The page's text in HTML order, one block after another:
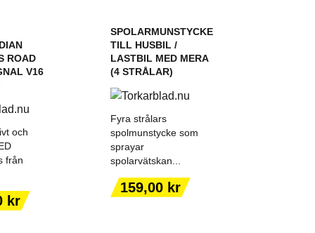
ROAD
V16
och
från
kr
TILL I
SPOLARMUNSTYCKE
TILL HUSBIL /
LASTBIL MED MERA
(4 STRÅLAR)
Fyra strålars
spolmunstycke som
sprayar
spolarvätskan...
Pris
159,00 kr
LÄGG TILL I
VARUKORGEN